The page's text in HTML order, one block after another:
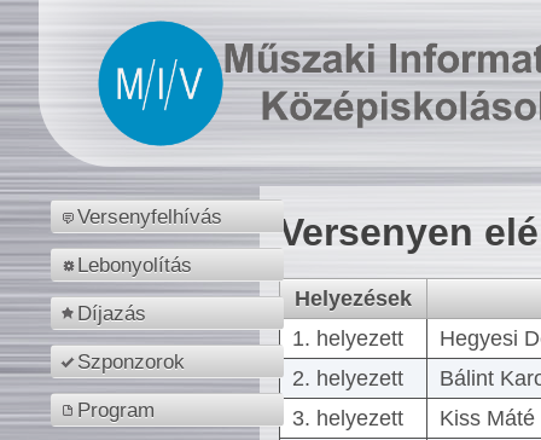
Versenyfelhívás
Lebonyolítás
Díjazás
Szponzorok
Program
Versenyen
Helyezések
1. helyezett
Hegyesi
2. helyezett
Bálint
3. helyezett
Kiss